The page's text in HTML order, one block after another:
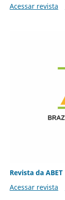
Acessar revista
Revista da ABET
Acessar revista